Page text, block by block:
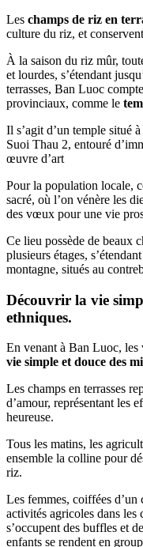
Les champs de riz en
culture du riz, et
À la saison du riz mûr,
et lourdes, s’étendant
terrasses, Ban Luoc
provinciaux, comme le
Il s’agit d’un temple situé
Suoi Thau 2, entouré
œuvre d’art
Pour la population locale,
sacré, où l’on vénère les
des vœux pour une vie
Ce lieu possède de beaux
plusieurs étages,
montagne, situés au
Découvrir la vie
ethniques.
En venant à Ban Luoc, les
vie simple et douce des
Les champs en terrasses
d’amour, représentant les
heureuse.
Tous les matins, les
ensemble la colline pour
riz.
Les femmes, coiffées d’un
activités agricoles dans les
s’occupent des buffles et
enfants se rendent en